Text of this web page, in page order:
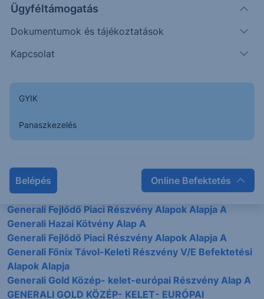
Ügyféltámogatás
Dokumentumok és tájékoztatások
Kapcsolat
GYIK
Panaszkezelés
Belépés Online Befektetés
Kapcsolódó alapkezelő:
Érintett befektetési alapok:
Befektetési Alap
GENERALI ARANY OROSZLÁN SCREENED
GENERALI ARANY OROSZLÁN SCREENED
NEMZETKÖZI RÉSZVÉNY ALAP B
GENERALI DELUXE RÉSZVÉNY ALAP
Generali Fejlődő Piaci Részvény Alapok Alapja A
Generali Hazai Kötvény Alap A
Generali Fejlődő Piaci Részvény Alapok Alapja A
Generali Főnix Távol-Keleti Részvény V/E Befektetési
Alapok Alapja
Generali Gold Közép- kelet-európai Részvény Alap A
GENERALI GOLD KÖZÉP- KELET- EURÓPAI